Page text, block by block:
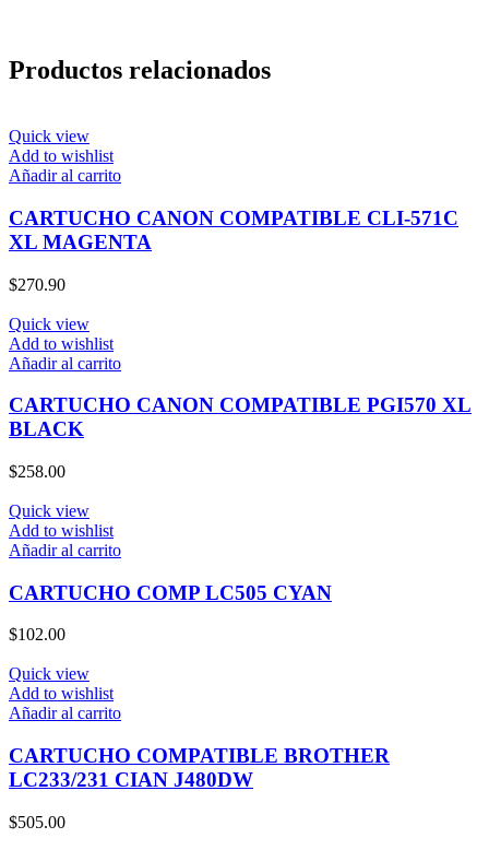
Productos relacionados
Quick view
Add to wishlist
Añadir al carrito
CARTUCHO CANON COMPATIBLE CLI-571C
XL MAGENTA
$270.90
Quick view
Add to wishlist
Añadir al carrito
CARTUCHO CANON COMPATIBLE PGI570 XL
BLACK
$258.00
Quick view
Add to wishlist
Añadir al carrito
CARTUCHO COMP LC505 CYAN
$102.00
Quick view
Add to wishlist
Añadir al carrito
CARTUCHO COMPATIBLE BROTHER
LC233/231 CIAN J480DW
$505.00